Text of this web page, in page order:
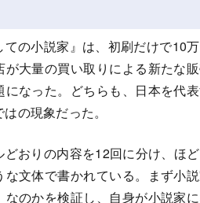
の小説家』は、初刷だけで10
が大量の買い取りによる新たな
になった。どちらも、日本を代
の現象だった。
おりの内容を12回に分け、ほ
文体で書かれている。まず小
なのかを検証し、自身が小説家